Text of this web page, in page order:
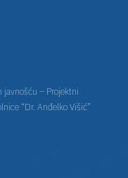
javnošću – Projektni
“Dr. Anđelko Višić”